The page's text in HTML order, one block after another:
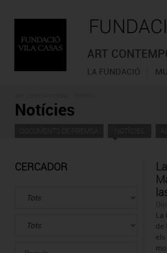
ART
LA FUNDACIÓ
Notícies
DOCUMENTS DE PREMSA NOTÍCIES
CERCADOR
La
de